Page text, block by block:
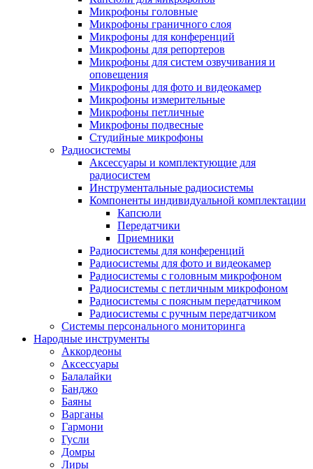
Микрофоны головные
Микрофоны граничного слоя
Микрофоны для конференций
Микрофоны для репортеров
Микрофоны для систем озвучивания и
оповещения
Микрофоны для фото и видеокамер
Микрофоны измерительные
Микрофоны петличные
Микрофоны подвесные
Студийные микрофоны
Радиосистемы
Аксессуары и комплектующие для
радиосистем
Инструментальные радиосистемы
Компоненты индивидуальной комплектации
Капсюли
Передатчики
Приемники
Радиосистемы для конференций
Радиосистемы для фото и видеокамер
Радиосистемы с головным микрофоном
Радиосистемы с петличным микрофоном
Радиосистемы с поясным передатчиком
Радиосистемы с ручным передатчиком
Системы персонального мониторинга
Народные инструменты
Аккордеоны
Аксессуары
Балалайки
Банджо
Баяны
Варганы
Гармони
Гусли
Домры
Лиры